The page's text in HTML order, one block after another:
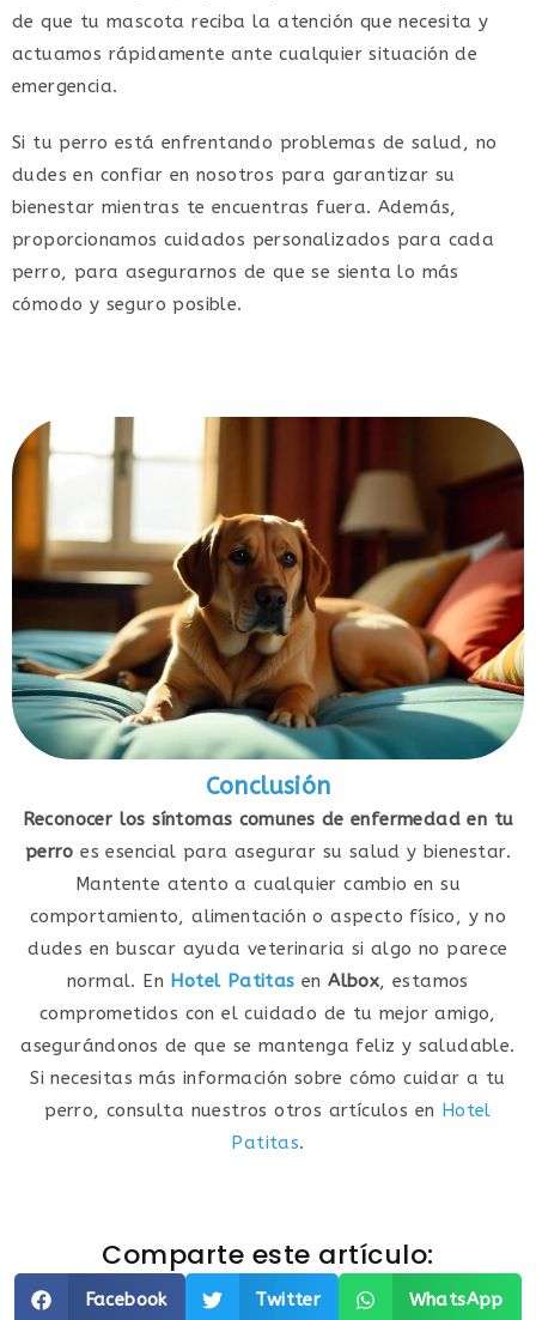
de que tu mascota reciba la atención que necesita y
actuamos rápidamente ante cualquier situación de
emergencia.
Si tu perro está enfrentando problemas de salud, no
dudes en confiar en nosotros para garantizar su
bienestar mientras te encuentras fuera. Además,
proporcionamos cuidados personalizados para cada
perro, para asegurarnos de que se sienta lo más
cómodo y seguro posible.
Conclusión
Reconocer los síntomas comunes de enfermedad en tu
perro es esencial para asegurar su salud y bienestar.
Mantente atento a cualquier cambio en su
comportamiento, alimentación o aspecto físico, y no
dudes en buscar ayuda veterinaria si algo no parece
normal. En Hotel Patitas enAlbox, estamos
comprometidos con el cuidado de tu mejor amigo,
asegurándonos de que se mantenga feliz y saludable.
Si necesitas más información sobre cómo cuidar a tu
perro, consulta nuestros otros artículos en Hotel
Patitas.
Comparte este artículo:
Facebook Twitter WhatsApp